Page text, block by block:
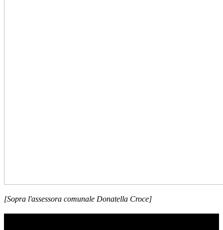
[Sopra l'assessora comunale Donatella Croce]